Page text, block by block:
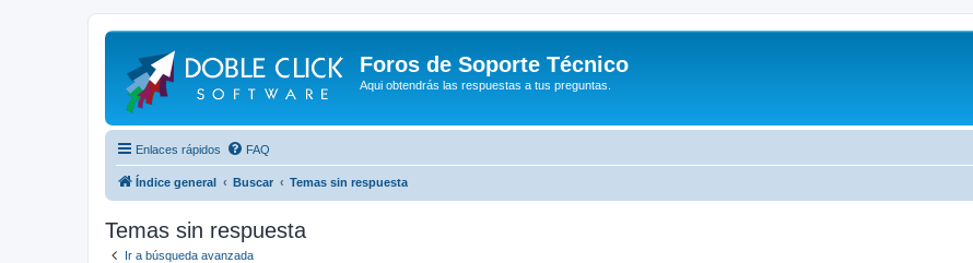
Foros de Soporte Técnico
Aqui obtendrás las respuestas a tus preguntas.
Enlaces rápidos FAQ
Índice general Buscar Temas sin respuesta
Temas sin respuesta
Ir a búsqueda avanzada